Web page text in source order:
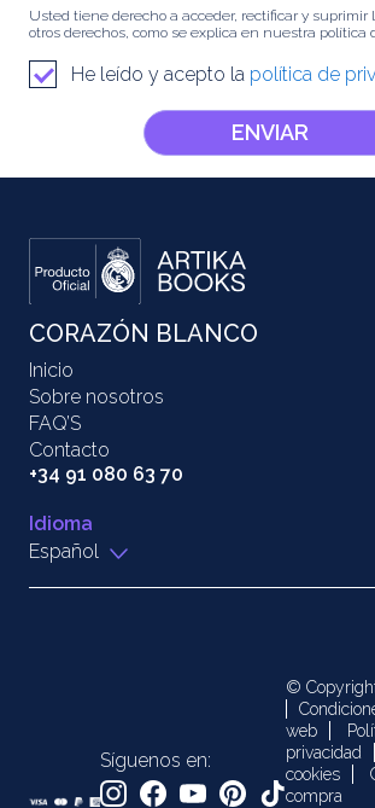
Usted tiene derecho a acceder, rectificar y suprimir
otros derechos, como se explica en nuestra política
He leído y acepto la política de
ENVIAR
CORAZÓN BLANCO
Inicio
Sobre nosotros
FAQ’S
Contacto
+34 91 080 63 70
Idioma
Español
Síguenos en:
©
web
privacidad
cookies
compra